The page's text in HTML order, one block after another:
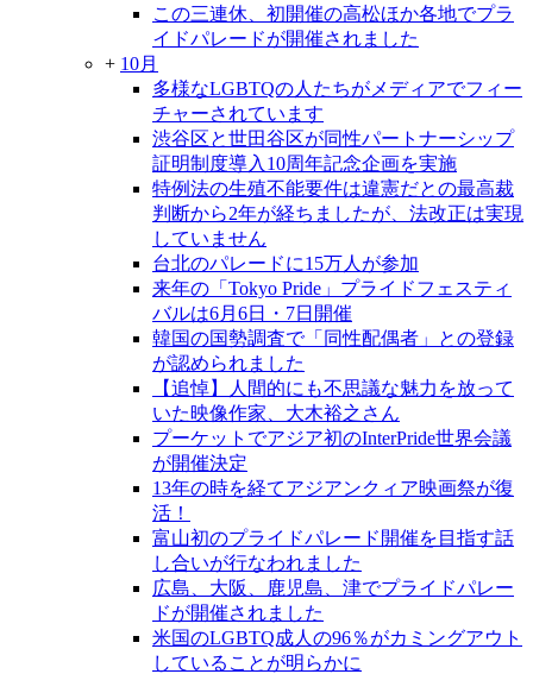
この三連休、初開催の高松ほか各地でプラ
イドパレードが開催されました
+ 10月
多様なLGBTQの人たちがメディアでフィー
チャーされています
渋谷区と世田谷区が同性パートナーシップ
証明制度導入10周年記念企画を実施
特例法の生殖不能要件は違憲だとの最高裁
判断から2年が経ちましたが、法改正は実現
していません
台北のパレードに15万人が参加
来年の「Tokyo Pride」プライドフェスティ
バルは6月6日・7日開催
韓国の国勢調査で「同性配偶者」との登録
が認められました
【追悼】人間的にも不思議な魅力を放って
いた映像作家、大木裕之さん
プーケットでアジア初のInterPride世界会議
が開催決定
13年の時を経てアジアンクィア映画祭が復
活！
富山初のプライドパレード開催を目指す話
し合いが行なわれました
広島、大阪、鹿児島、津でプライドパレー
ドが開催されました
米国のLGBTQ成人の96％がカミングアウト
していることが明らかに